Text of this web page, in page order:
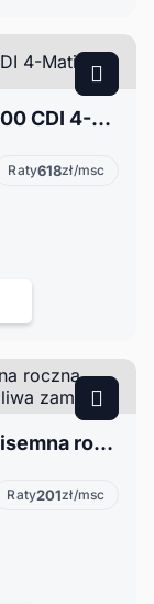
Mercedes-Benz ML W164 3.0 300 CDI 4-Matic
Raty618zł/msc
Mercedes-Benz ML W163 0.3 Pisemna roczna gwarancja!! 7 foteli ,NAPĘDY 4X4 możliwa zamiana
Raty201zł/msc